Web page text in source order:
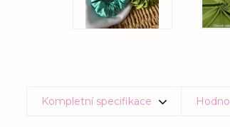
Kompletní specifikace